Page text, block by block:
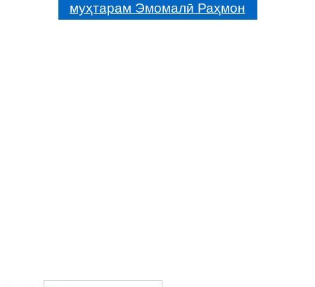
муҳтарам Эмомалӣ Раҳмон